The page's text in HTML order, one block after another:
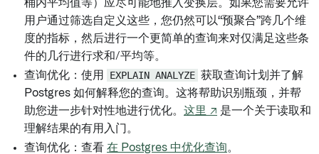
桶内平均值等）应尽可能地推入变换层。如果您需要允许
用户通过筛选自定义这些，您仍然可以“预聚合”跨几个维
度的指标，然后进行一个更简单的查询来对仅满足这些条
件的几行进行求和/平均等。
查询优化：使用
EXPLAIN ANALYZE 获取查询计划并了解
Postgres 如何解释您的查询。这将帮助识别瓶颈，并帮
助您进一步针对性地进行优化。 这里 ↗ 是一个关于读取和
理解结果的有用入门。
查询优化：查看 在 Postgres 中优化查询。